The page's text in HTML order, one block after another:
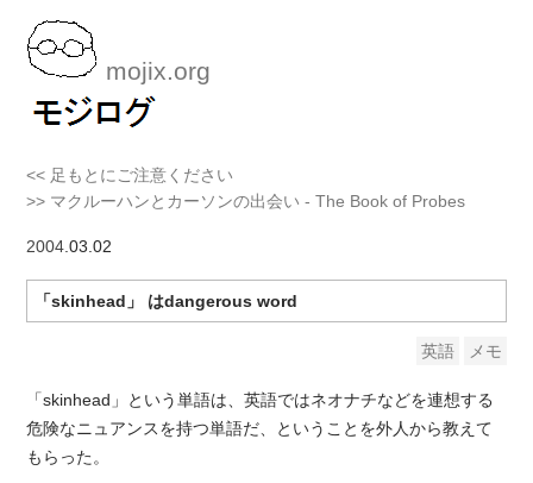
mojix.org
<< 足もとにご注意ください
>> マクルーハンとカーソンの出会い - The Book of Probes
2004 .03.02
「skinhead」 はdangerous word
英語 メモ
「skinhead」という単語は、英語ではネオナチなどを連想する
危険なニュアンスを持つ単語だ、ということを外人から教えて
もらった。